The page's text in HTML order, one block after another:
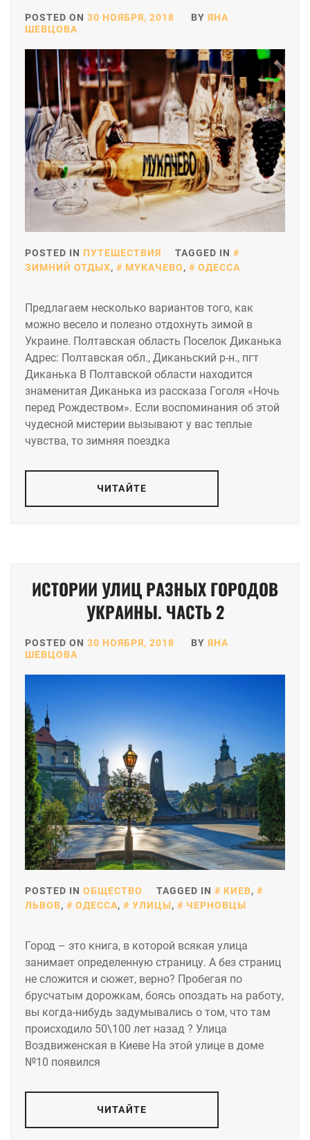
POSTED ON 30 НОЯБРЯ, 2018 BY ЯНА
ШЕВЦОВА
POSTED IN ПУТЕШЕСТВИЯ
TAGGED IN
ЗИМНИЙ ОТДЫХ, МУКАЧЕВО, ОДЕССА
Предлагаем несколько вариантов того, как
можно весело и полезно отдохнуть зимой в
Украине. Полтавская область Поселок Диканька
Адрес: Полтавская обл., Диканьский р-н., пгт
Диканька В Полтавской области находится
знаменитая Диканька из рассказа Гоголя «Ночь
перед Рождеством». Если воспоминания об этой
чудесной мистерии вызывают у вас теплые
чувства, то зимняя поездка
ЧИТАЙТЕ
ИСТОРИИ УЛИЦ РАЗНЫХ ГОРОДОВ
УКРАИНЫ. ЧАСТЬ 2
POSTED ON 30 НОЯБРЯ, 2018 BY ЯНА
ШЕВЦОВА
POSTED IN ОБЩЕСТВО TAGGED IN КИЕВ,
ЛЬВОВ, ОДЕССА, УЛИЦЫ, ЧЕРНОВЦЫ
Город – это книга, в которой всякая улица
занимает определенную страницу. А без страниц
не сложится и сюжет, верно? Пробегая по
брусчатым дорожкам, боясь опоздать на работу,
вы когда-нибудь задумывались о том, что там
происходило 50\100 лет назад ? Улица
Воздвиженская в Киеве На этой улице в доме
№10 появился
ЧИТАЙТЕ